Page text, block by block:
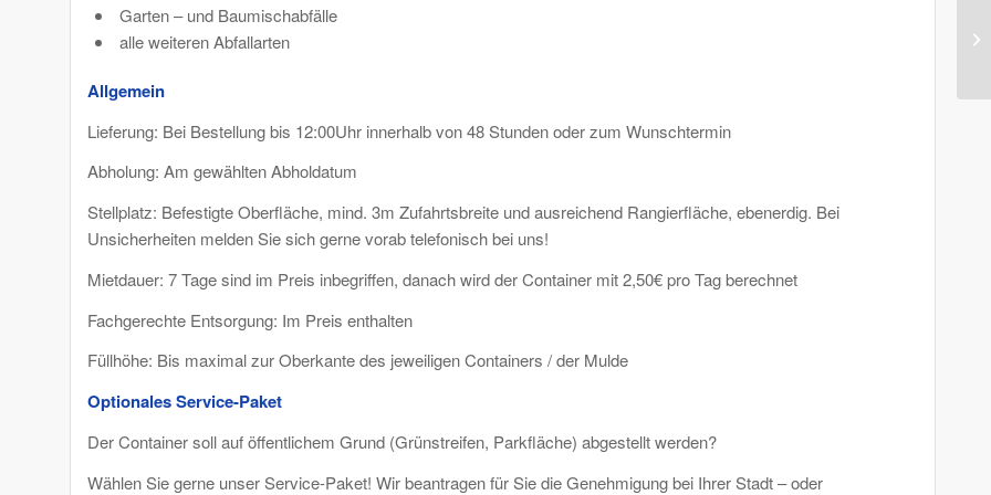
Garten – und Baumischabfälle
alle weiteren Abfallarten
Allgemein
Lieferung: Bei Bestellung bis 12:00Uhr innerhalb von 48 Stunden oder zum Wunschtermin
Abholung: Am gewählten Abholdatum
Stellplatz: Befestigte Oberfläche, mind. 3m Zufahrtsbreite und ausreichend Rangierfläche, ebenerdig. Bei
Unsicherheiten melden Sie sich gerne vorab telefonisch bei uns!
Mietdauer: 7 Tage sind im Preis inbegriffen, danach wird der Container mit 2,50€ pro Tag berechnet
Fachgerechte Entsorgung: Im Preis enthalten
Füllhöhe: Bis maximal zur Oberkante des jeweiligen Containers / der Mulde
Optionales Service-Paket
Der Container soll auf öffentlichem Grund (Grünstreifen, Parkfläche) abgestellt werden?
Wählen Sie gerne unser Service-Paket! Wir beantragen für Sie die Genehmigung bei Ihrer Stadt – oder